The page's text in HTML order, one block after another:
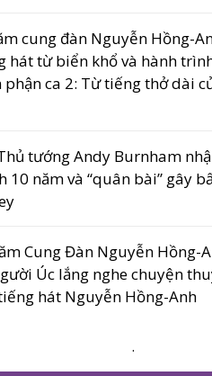
cung đàn Nguyễn Hồng-
hát từ biển khổ và hành
phận ca 2: Từ tiếng thở dài
tướng Andy Burnham
10 năm và “quân bài” gây
Cung Đàn Nguyễn Hồng-
Úc lắng nghe chuyện
hát Nguyễn Hồng-Anh
.